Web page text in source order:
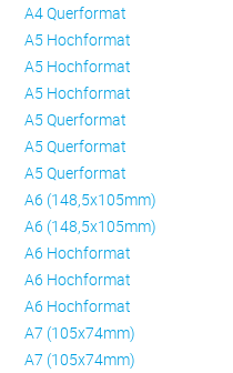
A4 Querformat
A5 Hochformat
A5 Hochformat
A5 Hochformat
A5 Querformat
A5 Querformat
A5 Querformat
A6 (148,5x105mm)
A6 (148,5x105mm)
A6 Hochformat
A6 Hochformat
A6 Hochformat
A7 (105x74mm)
A7 (105x74mm)